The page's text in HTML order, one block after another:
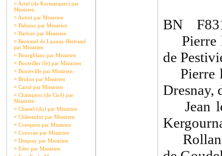
¤ Arrel (de Kermarquer) par
Missirien
¤ Autret par Missirien
¤ Bahuno par Missirien
¤ Barbier par Missirien
¤ Bertrand de Launay-Bertrand
par Missirien
¤ Bourgblanc par Missirien
¤ Bouteiller (le) par Missirien
¤ Bouteville par Missirien
¤ Brulon par Missirien
¤ Carné par Missirien
¤ Champion (de Cicé) par
Missirien
¤ Chastel (du) par Missirien
¤ Châteaufur par Missirien
¤ Coetquen par Missirien
¤ Couvran par Missirien
¤ Disquay par Missirien
¤ Eder par Missirien
BN
Pierre
de
Pierre
Dresnay,
Jean le